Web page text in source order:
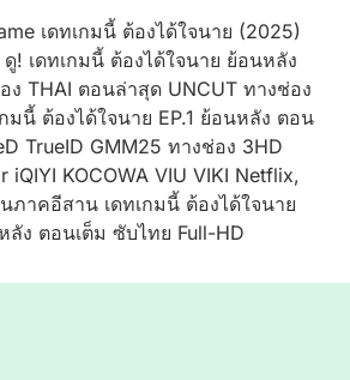
เดทเกมนี้ ต้องได้ใจนาย (2025)
! เดทเกมนี้ ต้องได้ใจนาย ย้อนหลัง
อง THAI ตอนล่าสุด UNCUT ทางช่อง
มนี้ ต้องได้ใจนาย EP.1 ย้อนหลัง ตอน
TrueID GMM25 ทางช่อง 3HD
iQIYI KOCOWA VIU VIKI Netflix,
ภาคอีสาน เดทเกมนี้ ต้องได้ใจนาย
ลัง ตอนเต็ม ซับไทย Full-HD